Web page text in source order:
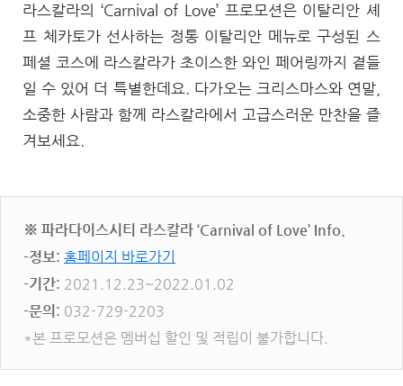
라스칼라의 ‘Carnival of Love’ 프로모션은 이탈리안 셰
프 체카토가 선사하는 정통 이탈리안 메뉴로 구성된 스
페셜 코스에 라스칼라가 초이스한 와인 페어링까지 곁들
일 수 있어 더 특별한데요. 다가오는 크리스마스와 연말,
소중한 사람과 함께 라스칼라에서 고급스러운 만찬을 즐
겨보세요.
※ 파라다이스시티 라스칼라 ‘Carnival of Love’ Info.
-정보: 홈페이지 바로가기
-기간: 2021.12.23~2022.01.02
-문의: 032-729-2203
*본 프로모션은 멤버십 할인 및 적립이 불가합니다.